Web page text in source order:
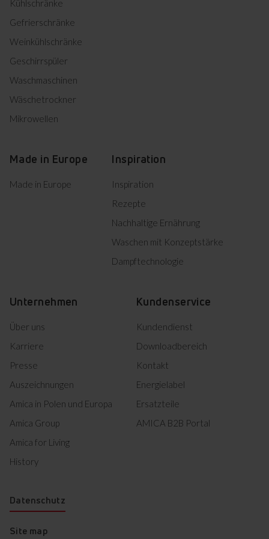
Einbauzeichnung
Product photo KMI 751 100 C
C
C
C
Product photo KMI 751 100
Alles herunterladen (14)
Kühlschränke
Gefrierschränke
Weinkühlschränke
Geschirrspüler
Waschmaschinen
Wäschetrockner
Mikrowellen
Made in Europe
Made in Europe
Inspiration
Inspiration
Rezepte
Nachhaltige Ernährung
Waschen mit Konzeptstärke
Dampftechnologie
Unternehmen
Über uns
Karriere
Presse
Auszeichnungen
Amica in Polen und Europa
Amica Group
Amica for Living
History
Kundenservice
Kundendienst
Downloadbereich
Kontakt
Energielabel
Ersatzteile
AMICA B2B Portal
Datenschutz
Site map